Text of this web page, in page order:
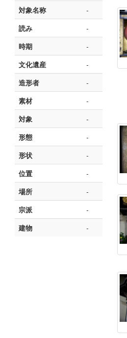
対象名称
-
読み
-
時期
-
文化遺産
-
造形者
-
素材
-
対象
-
形態
-
形状
-
位置
-
場所
-
宗派
-
建物
-